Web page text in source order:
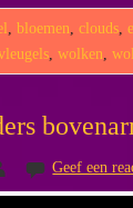
bloemen clouds,
, wolken
Geef een